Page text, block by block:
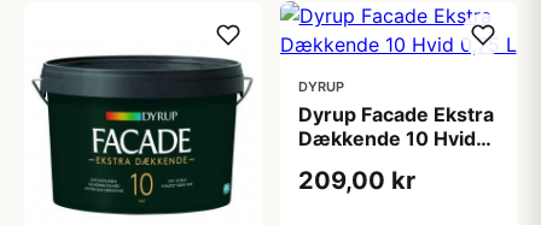
DYRUP
Dyrup Facade Ekstra
Dækkende 10 Hvid
209,00 kr